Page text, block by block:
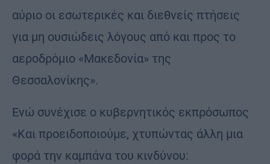
αύριο οι εσωτερικές και διεθνείς πτήσεις
για μη ουσιώδεις λόγους από και προς το
αεροδρόμιο «Μακεδονία» της
Θεσσαλονίκης».
Ενώ συνέχισε ο κυβερνητικός εκπρόσωπος
«Και προειδοποιούμε, χτυπώντας άλλη μια
φορά την καμπάνα του κινδύνου: